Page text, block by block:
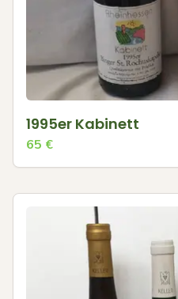
1995er Kabinett
65 €